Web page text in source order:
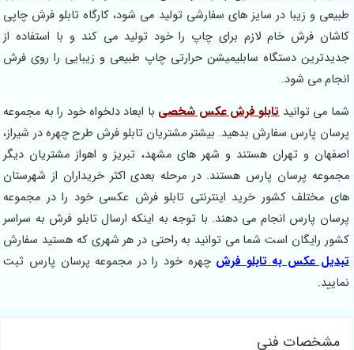
طبیعی و زیبا در سایز های سفارشی تولید می شود، کارگاه تابلو فرش چاپی
کاشان فرش خام لازم برای چاپ را خود تولید می کند و با استفاده از
جدیدترین دستگاه سابلیمیشن حرارتی چاپ طبیعی و زیبایی را روی فرش
انجام می شود.
شما می توانیدتابلو فرش عکس شخصی با ابعاد دلخواه خود را به مجموعه
پرسان پارس سفارش بدهید. بیشتر مشتریان تابلو فرش طرح چهره در شیراز،
اصفهان و تهران هستند و شهر های مشهد، تبریز و اهواز مشتریان دیگر
مجموعه پرسان پارس هستند. در مرحله بعدی اکثر خریداران از شهرستان
های مختلف کشور خرید اینترنتی تابلو فرش عکسی خود را در مجموعه
پرسان پارس انجام می دهند. با توجه به اینکه ارسال تابلو فرش به سراسر
کشور رایگان است شما می توانید به راحتی در هر شهری که هستید سفارش
تبدیل عکس به تابلو فرش چهره خود را در مجموعه پرسان پارس ثبت
نمایید.
مشخصات فنی